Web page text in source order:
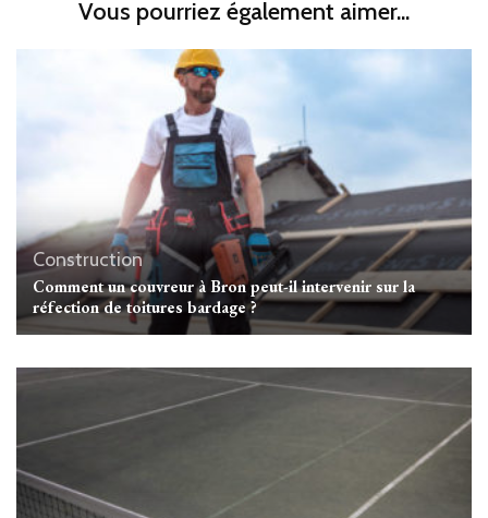
Vous pourriez également aimer...
Construction
Comment un couvreur à Bron peut-il intervenir sur la
réfection de toitures bardage ?